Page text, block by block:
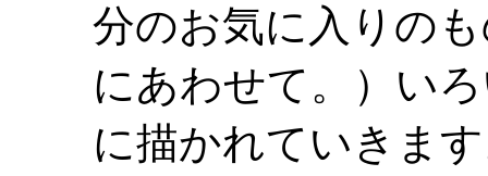
分のお気に入りの
にあわせて。）い
に描かれていきま